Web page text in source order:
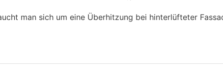
man sich um eine Überhitzung bei hinterlüfteter